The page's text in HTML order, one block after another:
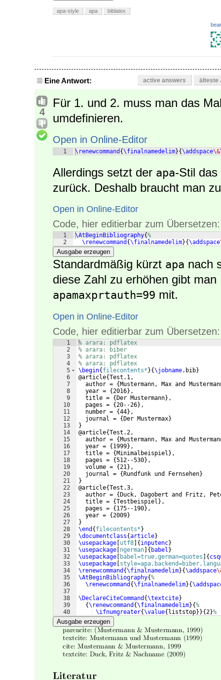
apa-style apa biblatex
Eine Antwort: active answers älteste
4
Für 1. und 2. muss man das
umdefinieren.
Open in Online-Editor
1 \renewcommand {\finalnamedelim}{\addspace\&
Allerdings setzt der apa-Stil
zurück. Deshalb braucht man
Open in Online-Editor
Code, hier editierbar zum Übersetzen:
1
2
\AtBeginBibliography{%
\renewcommand {\finalnamedelim}{\addspace
Ausgabe erzeugen
Standardmäßig kürzt apa nach
diese Zahl zu erhöhen gibt man
apamaxprtauth=99 mit.
Open in Online-Editor
Code, hier editierbar zum Übersetzen:
1
2
3
4
5
6
7
8
9
10
11
12
13
14
15
16
17
18
19
20
21
22
23
24
25
26
27
28
29
30
31
32
33
34
35
36
37
38
39
40
41
% arara: pdflatex
% arara: biber
% arara: pdflatex
% arara: pdflatex
\begin{ filecontents* }{\jobname.bib}
@article{Test.1,
  author =
{ Mustermann, Max and
  year =
{2016} ,
  title =
{ Der Mustermann} ,
  pages =
{20--26} ,
  number =
{44} ,
  journal =
{ Der Mustermax}
}
@article{Test.2,
  author =
{ Mustermann, Max and
  year =
{ 1999} ,
  title =
{ Minimalbeispiel } ,
  pages =
{512--530} ,
  volume =
{21} ,
  journal =
{ Rundfunk und Fernsehen}
}
@article{Test.3,
  author =
{ Duck, Dagobert and Fritz,
  title =
{Testbeispiel } ,
  pages =
{ 175--190} ,
  year =
{2009}
}
\end { filecontents* }
\documentclass{article}
\usepackage utf8 { inputenc}
\usepackage ngerman { babel }
\usepackage
babel=true,german=quotes {
\usepackage
\renewcommand {\finalnamedelim}{\addspace
\AtBeginBibliography{%
\renewcommand {\finalnamedelim}{
\DeclareCiteCommand {\textcite}
{\renewcommand {\finalnamedelim}{%
\ifnumgreater{\value{ liststop}}{2}%
{\addspace
Ausgabe erzeugen